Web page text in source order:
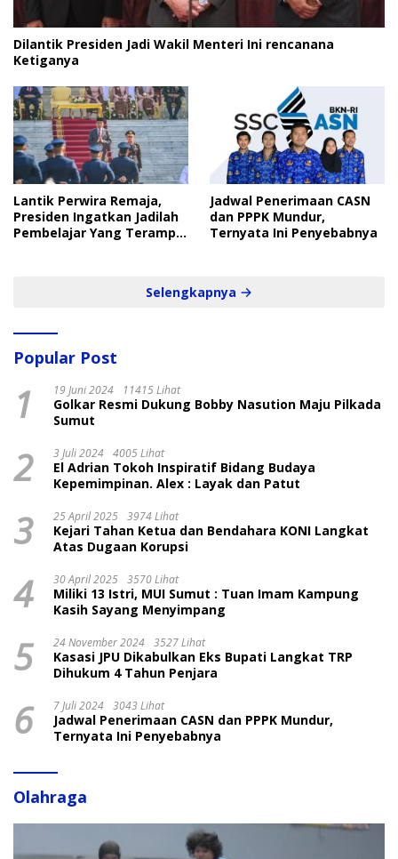
Dilantik Presiden Jadi Wakil Menteri Ini rencanana
Ketiganya
Lantik Perwira Remaja,
Presiden Ingatkan Jadilah
Pembelajar Yang Terampil
Jadwal Penerimaan CASN
dan PPPK Mundur,
Ternyata Ini Penyebabnya
Selengkapnya
Popular Post
1 19 Juni 2024 11415 Lihat
Golkar Resmi Dukung Bobby Nasution Maju Pilkada
Sumut
2 3 Juli 2024 4005 Lihat
El Adrian Tokoh Inspiratif Bidang Budaya
Kepemimpinan. Alex : Layak dan Patut
3 25 April 2025 3974 Lihat
Kejari Tahan Ketua dan Bendahara KONI Langkat
Atas Dugaan Korupsi
4 30 April 2025 3570 Lihat
Miliki 13 Istri, MUI Sumut : Tuan Imam Kampung
Kasih Sayang Menyimpang
5 24 November 2024 3527 Lihat
Kasasi JPU Dikabulkan Eks Bupati Langkat TRP
Dihukum 4 Tahun Penjara
6 7 Juli 2024 3043 Lihat
Jadwal Penerimaan CASN dan PPPK Mundur,
Ternyata Ini Penyebabnya
Olahraga